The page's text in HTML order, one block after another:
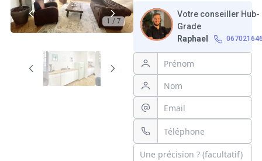
1 / 7
Votre conseiller Hub-
Grade
Raphael